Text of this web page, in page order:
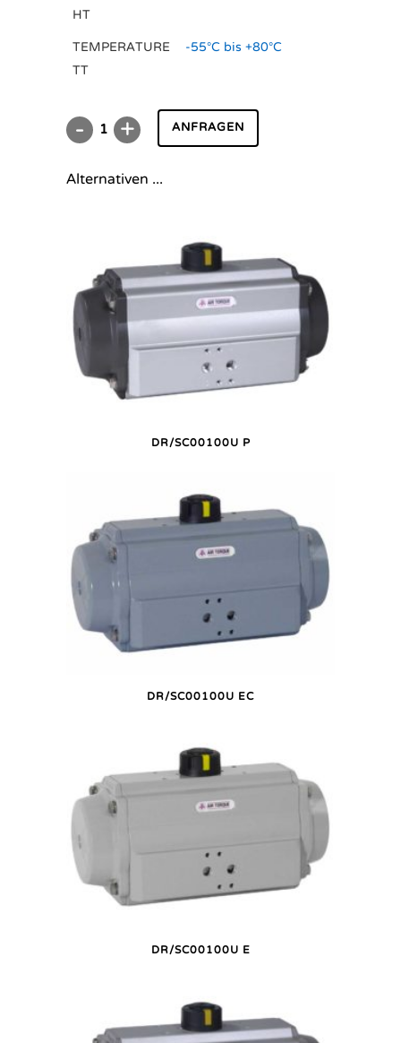
HT
TEMPERATURE
TT
-55°C bis +80°C
DR/SC00100U ANFRAGEN
Alternativen ...
DR/SC00100U P
DR/SC00100U EC
DR/SC00100U E